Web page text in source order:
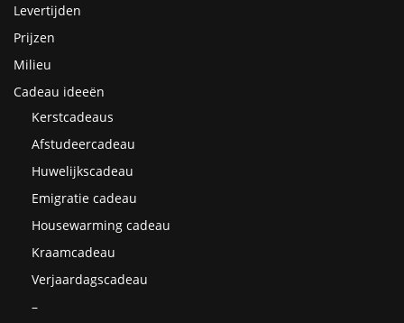
Levertijden
Prijzen
Milieu
Cadeau ideeën
Kerstcadeaus
Afstudeercadeau
Huwelijkscadeau
Emigratie cadeau
Housewarming cadeau
Kraamcadeau
Verjaardagscadeau
–